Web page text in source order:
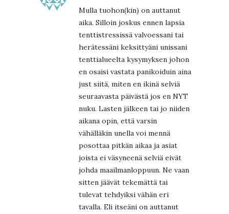
Mulla tuohon(kin) on auttanut
aika. Silloin joskus ennen lapsia
tenttistressissä valvoessani tai
herätessäni keksittyäni unissani
tenttialueelta kysymyksen johon
en osaisi vastata panikoiduin aina
just siitä, miten en ikinä selviä
seuraavasta päivästä jos en NYT
nuku. Lasten jälkeen tai jo niiden
aikana opin, että varsin
vähälläkin unella voi mennä
posottaa pitkän aikaa ja asiat
joista ei väsyneenä selviä eivät
johda maailmanloppuun. Ne vaan
sitten jäävät tekemättä tai
tulevat tehdyiksi vähän eri
tavalla. Eli itseäni on auttanut